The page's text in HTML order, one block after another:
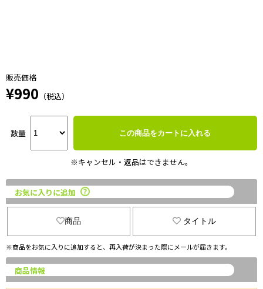
販売価格
¥990 （税込）
数量 この商品をカートに入れる
※キャンセル・返品はできません。
お気に入りに追加
商品 タイトル
※商品をお気に入りに追加すると、再入荷が決まった際にメールが届きます。
商品情報